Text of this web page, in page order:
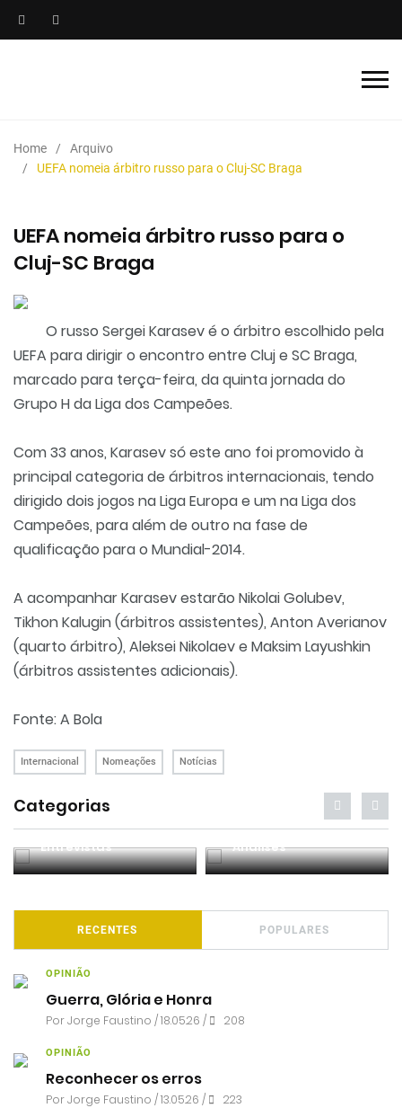
Home
Arquivo
UEFA nomeia árbitro russo para o Cluj-SC Braga
UEFA nomeia árbitro russo para o
Cluj-SC Braga
O russo Sergei Karasev é o árbitro escolhido pela
UEFA para dirigir o encontro entre Cluj e SC Braga,
marcado para terça-feira, da quinta jornada do
Grupo H da Liga dos Campeões.
Com 33 anos, Karasev só este ano foi promovido à
principal categoria de árbitros internacionais, tendo
dirigido dois jogos na Liga Europa e um na Liga dos
Campeões, para além de outro na fase de
qualificação para o Mundial-2014.
A acompanhar Karasev estarão Nikolai Golubev,
Tikhon Kalugin (árbitros assistentes), Anton Averianov
(quarto árbitro), Aleksei Nikolaev e Maksim Layushkin
(árbitros assistentes adicionais).
Fonte: A Bola
Internacional Nomeações Notícias
Categorias
Entrevistas Análises
RECENTES POPULARES
OPINIÃO
Guerra, Glória e Honra
PorJorge Faustino / 18.05.26 / 208
OPINIÃO
Reconhecer os erros
PorJorge Faustino / 13.05.26 / 223